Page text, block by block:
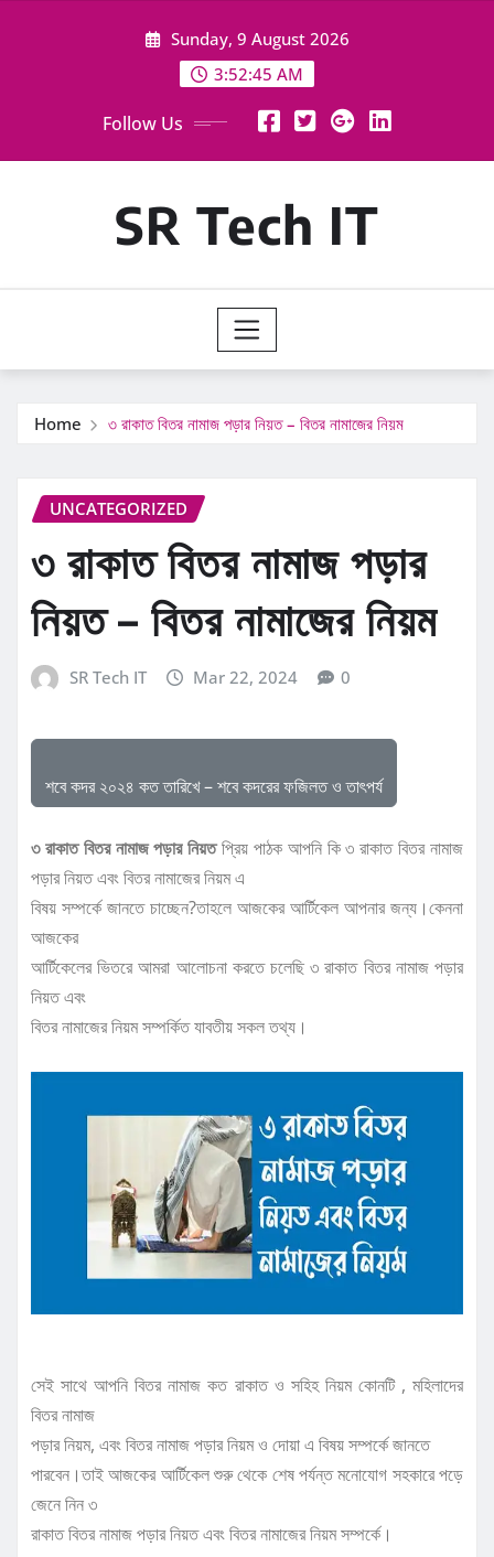
Sunday, 9 August 2026
3:52:46 AM
Follow Us
SR Tech IT
Home ৩ রাকাত বিতর নামাজ পড়ার নিয়ত – বিতর নামাজের নিয়ম
UNCATEGORIZED
৩ রাকাত বিতর নামাজ পড়ার
নিয়ত – বিতর নামাজের নিয়ম
SR Tech IT Mar 22, 2024 0
শবে কদর ২০২৪ কত তারিখে – শবে কদরের ফজিলত ও তাৎপর্য
৩ রাকাত বিতর নামাজ পড়ার নিয়তপ্রিয় পাঠক আপনি কি ৩ রাকাত বিতর নামাজ
পড়ার নিয়ত এবং বিতর নামাজের নিয়ম এ
বিষয় সম্পর্কে জানতে চাচ্ছেন?তাহলে আজকের আর্টিকেল আপনার জন্য।কেননা
আজকের
আর্টিকেলের ভিতরে আমরা আলোচনা করতে চলেছি ৩ রাকাত বিতর নামাজ পড়ার
নিয়ত এবং
বিতর নামাজের নিয়ম সম্পর্কিত যাবতীয় সকল তথ্য।
সেই সাথে আপনি বিতর নামাজ কত রাকাত ও সহিহ নিয়ম কোনটি , মহিলাদের
বিতর নামাজ
পড়ার নিয়ম, এবং বিতর নামাজ পড়ার নিয়ম ও দোয়া এ বিষয় সম্পর্কে জানতে
পারবেন।তাই আজকের আর্টিকেল শুরু থেকে শেষ পর্যন্ত মনোযোগ সহকারে পড়ে
জেনে নিন ৩
রাকাত বিতর নামাজ পড়ার নিয়ত এবং বিতর নামাজের নিয়ম সম্পর্কে।